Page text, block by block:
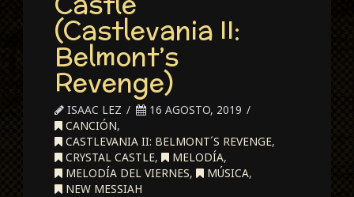
(Castlevania II:
Belmont’s
Revenge)
ISAAC LEZ
16 AGOSTO, 2019
CANCIÓN,
CASTLEVANIA II: BELMONT´S REVENGE,
CRYSTAL CASTLE, MELODÍA,
MELODÍA DEL VIERNES, MÚSICA,
NEW MESSIAH